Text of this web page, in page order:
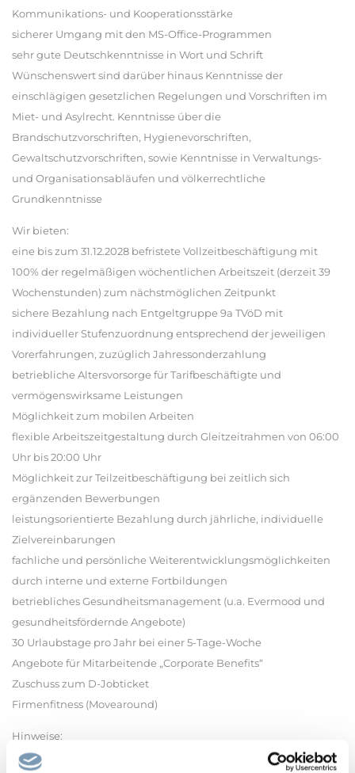
Kommunikations- und Kooperationsstärke
sicherer Umgang mit den MS-Office-Programmen
sehr gute Deutschkenntnisse in Wort und Schrift
Wünschenswert sind darüber hinaus Kenntnisse der
einschlägigen gesetzlichen Regelungen und Vorschriften im
Miet- und Asylrecht. Kenntnisse über die
Brandschutzvorschriften, Hygienevorschriften,
Gewaltschutzvorschriften, sowie Kenntnisse in Verwaltungs-
und Organisationsabläufen und völkerrechtliche
Grundkenntnisse
Wir bieten:
eine bis zum 31.12.2028 befristete Vollzeitbeschäftigung mit
100% der regelmäßigen wöchentlichen Arbeitszeit (derzeit 39
Wochenstunden) zum nächstmöglichen Zeitpunkt
sichere Bezahlung nach Entgeltgruppe 9a TVöD mit
individueller Stufenzuordnung entsprechend der jeweiligen
Vorerfahrungen, zuzüglich Jahressonderzahlung
betriebliche Altersvorsorge für Tarifbeschäftigte und
vermögenswirksame Leistungen
Möglichkeit zum mobilen Arbeiten
flexible Arbeitszeitgestaltung durch Gleitzeitrahmen von 06:00
Uhr bis 20:00 Uhr
Möglichkeit zur Teilzeitbeschäftigung bei zeitlich sich
ergänzenden Bewerbungen
leistungsorientierte Bezahlung durch jährliche, individuelle
Zielvereinbarungen
fachliche und persönliche Weiterentwicklungsmöglichkeiten
durch interne und externe Fortbildungen
betriebliches Gesundheitsmanagement (u.a. Evermood und
gesundheitsfördernde Angebote)
30 Urlaubstage pro Jahr bei einer 5-Tage-Woche
Angebote für Mitarbeitende „Corporate Benefits“
Zuschuss zum D-Jobticket
Firmenfitness (Movearound)
Hinweise:
Der Landkreis Gifhorn ist bestrebt, bestehende